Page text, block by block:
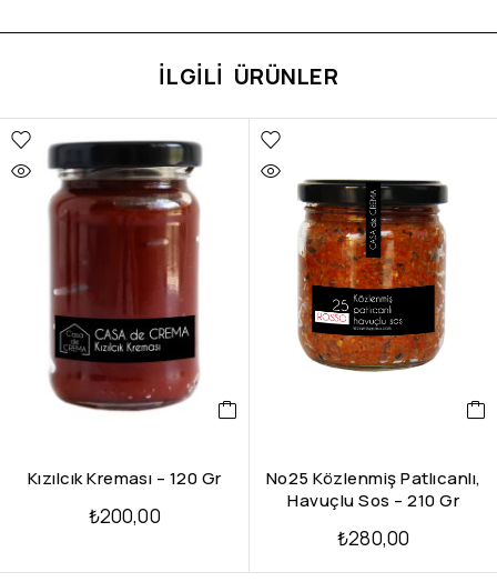
İLGILI ÜRÜNLER
Kızılcık Kreması – 120 Gr
₺200,00
No25 Közlenmiş Patlıcanlı,
Havuçlu Sos – 210 Gr
₺280,00